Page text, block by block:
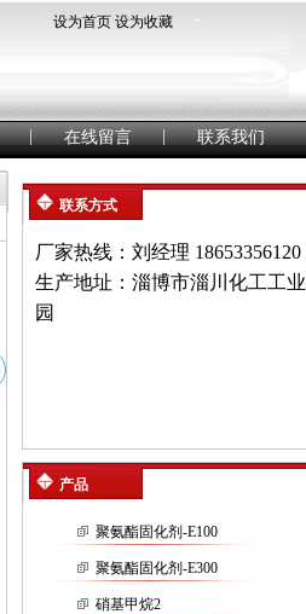
设为首页 设为收藏
| 在线留言 | 联系我们
联系方式
厂家热线：刘经理 18653356120
生产地址：淄博市淄川化工工业
园
产品
聚氨酯固化剂-E100
聚氨酯固化剂-E300
硝基甲烷2
明
中
国
钢
管
息